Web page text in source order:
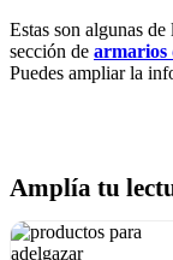
Estas son algunas
sección de armarios
Puedes ampliar la
Amplía tu